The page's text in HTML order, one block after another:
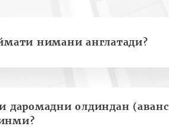
нимани англатади?
даромадни олдиндан (аванс